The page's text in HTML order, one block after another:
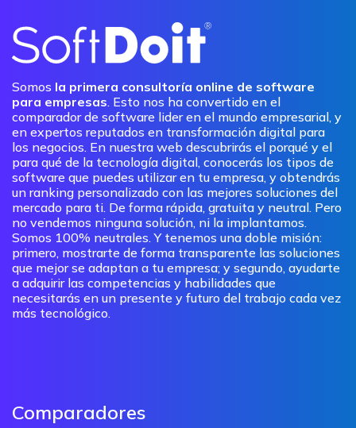
Somos la primera consultoría online de software
para empresas. Esto nos ha convertido en el
comparador de software lider en el mundo empresarial, y
en expertos reputados en transformación digital para
los negocios. En nuestra web descubrirás el porqué y el
para qué de la tecnología digital, conocerás los tipos de
software que puedes utilizar en tu empresa, y obtendrás
un ranking personalizado con las mejores soluciones del
mercado para ti. De forma rápida, gratuita y neutral. Pero
no vendemos ninguna solución, ni la implantamos.
Somos 100% neutrales. Y tenemos una doble misión:
primero, mostrarte de forma transparente las soluciones
que mejor se adaptan a tu empresa; y segundo, ayudarte
a adquirir las competencias y habilidades que
necesitarás en un presente y futuro del trabajo cada vez
más tecnológico.
Comparadores